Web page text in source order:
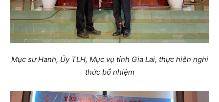
Mục sư Hanh, Ủy TLH, Mục vụ tỉnh Gia Lai, thực hiện nghi
thức bổ nhiệm